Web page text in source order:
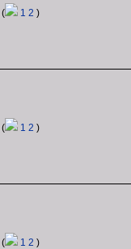
( 1 2 )
( 1 2 )
( 1 2 )